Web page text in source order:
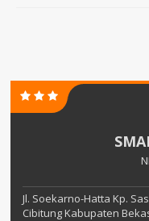
Jl. Soekarno-Hatta Kp.
Cibitung Kabupaten